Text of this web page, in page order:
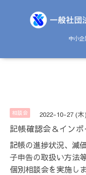
中小
相談会 2022-10-27 (
記帳確認会＆イン
記帳の進捗状況、減
子申告の取扱い方法
個別相談会を実施しま